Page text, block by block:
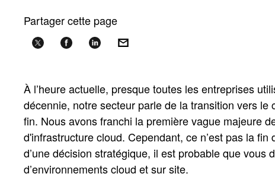
Partager cette page
À l’heure actuelle, presque toutes les entreprises
décennie, notre secteur parle de la transition vers
fin. Nous avons franchi la première vague majeure
d'infrastructure cloud. Cependant, ce n’est pas la
d’une décision stratégique, il est probable que vous
d’environnements cloud et sur site.